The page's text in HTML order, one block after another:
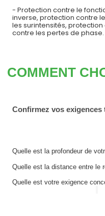
- Protection contre le
inverse, protection contre
les surintensités,
contre les pertes de phase.
COMMENT
Confirmez vos exigences
Quelle est la profondeur de
Quelle est la distance entre le
Quelle est votre exigence